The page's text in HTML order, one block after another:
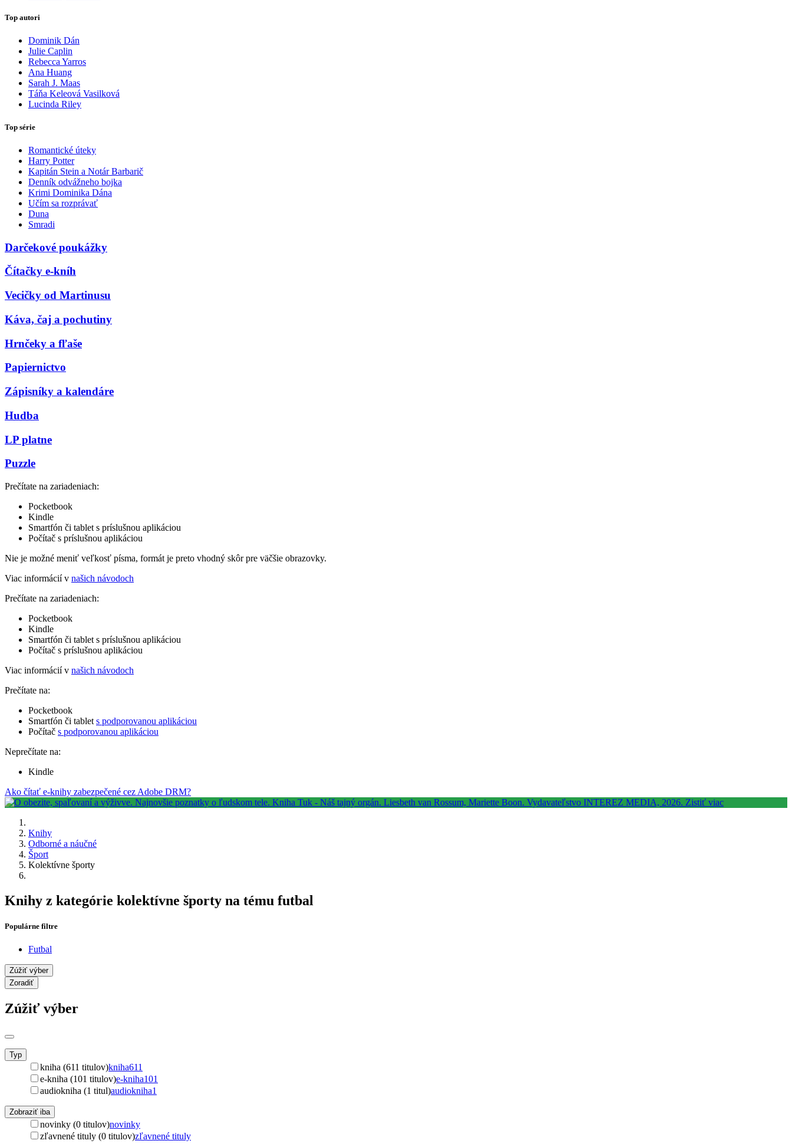
Top autori
Dominik Dán
Julie Caplin
Rebecca Yarros
Ana Huang
Sarah J. Maas
Táňa Keleová Vasilková
Lucinda Riley
Top série
Romantické úteky
Harry Potter
Kapitán Stein a Notár Barbarič
Denník odvážneho bojka
Krimi Dominika Dána
Učím sa rozprávať
Duna
Smradi
Darčekové poukážky
Čítačky e-kníh
Vecičky od Martinusu
Káva, čaj a pochutiny
Hrnčeky a fľaše
Papiernictvo
Zápisníky a kalendáre
Hudba
LP platne
Puzzle
Prečítate na zariadeniach:
Pocketbook
Kindle
Smartfón či tablet s príslušnou aplikáciou
Počítač s príslušnou aplikáciou
Nie je možné meniť veľkosť písma, formát je preto vhodný skôr pre väčšie obrazovky.
Viac informácií v našich návodoch
Prečítate na zariadeniach:
Pocketbook
Kindle
Smartfón či tablet s príslušnou aplikáciou
Počítač s príslušnou aplikáciou
Viac informácií v našich návodoch
Prečítate na:
Pocketbook
Smartfón či tablet s podporovanou aplikáciou
Počítač s podporovanou aplikáciou
Neprečítate na:
Kindle
Ako čítať e-knihy zabezpečené cez Adobe DRM?
Knihy
Odborné a náučné
Šport
Kolektívne športy
Knihy z kategórie kolektívne športy na tému futbal
Populárne filtre
Futbal
Zúžiť výber
Zoradiť
Zúžiť výber
Typ
kniha (611 titulov)kniha611
e-kniha (101 titulov)e-kniha101
audiokniha (1 titul)audiokniha1
Zobraziť iba
novinky (0 titulov)novinky
zľavnené tituly (0 titulov)zľavnené tituly